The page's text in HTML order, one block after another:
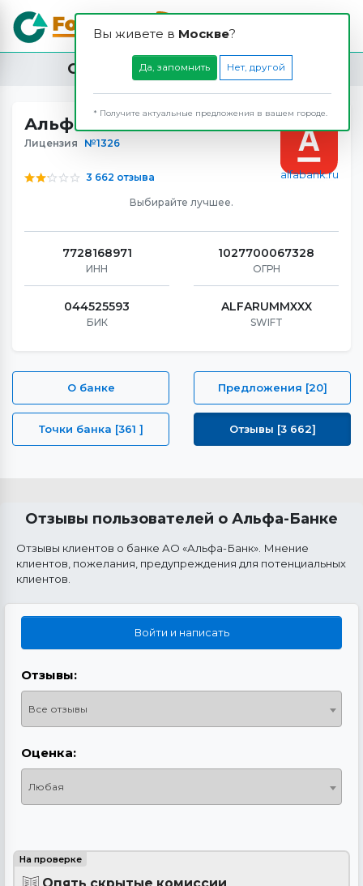
Вы живете в Москвe?
Да, запомнить Нет, другой
* Получите актуальные предложения в вашем городе.
Отзывы о банке Альфа-Банк
Альфа-Банк
Лицензия №1326
3 662 отзыва alfabank.ru
Выбирайте лучшее.
7728168971
ИНН
1027700067328
ОГРН
044525593
БИК
ALFARUMMXXX
SWIFT
О банке
Точки банка [361 ]
Предложения [20]
Отзывы [3 662]
Отзывы пользователей о Альфа-Банке
Отзывы клиентов о банке АО «Альфа-Банк». Мнение
клиентов, пожелания, предупреждения для потенциальных
клиентов.
Войти и написать
Отзывы:
Все отзывы
Оценка:
Любая